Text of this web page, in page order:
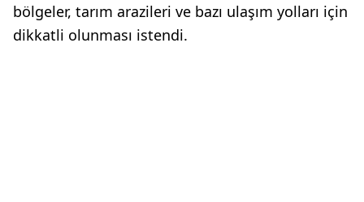
bölgeler, tarım arazileri ve bazı ulaşım yolları için
dikkatli olunması istendi.